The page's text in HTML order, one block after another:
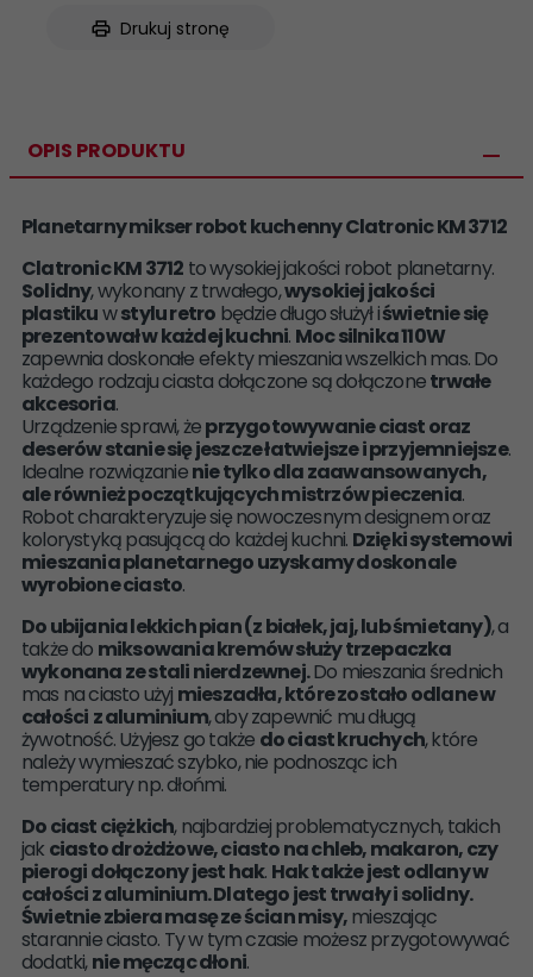
Drukuj stronę
OPIS PRODUKTU
Planetarny mikser robot kuchenny Clatronic KM 3712
Clatronic KM 3712 to wysokiej jakości robot planetarny.
Solidny, wykonany z trwałego,wysokiej jakości
plastikuwstylu retro będzie długo służył iświetnie się
prezentował w każdej kuchni. Moc silnika 110W
zapewnia doskonałe efekty mieszania wszelkich mas. Do
każdego rodzaju ciasta dołączone są dołączonetrwałe
akcesoria.
Urządzenie sprawi, żeprzygotowywanie ciast oraz
deserów stanie się jeszcze łatwiejsze i przyjemniejsze.
Idealne rozwiązanienie tylko dla zaawansowanych,
ale również początkujących mistrzów pieczenia.
Robot charakteryzuje się nowoczesnym designem oraz
kolorystyką pasującą do każdej kuchni. Dzięki systemowi
mieszania planetarnego uzyskamy doskonale
wyrobione ciasto.
Do ubijania lekkich pian (z białek, jaj, lub śmietany), a
także do miksowania kremów służy trzepaczka
wykonana ze stali nierdzewnej.Do mieszania średnich
mas na ciasto użyj mieszadła, które zostało odlane w
całości z aluminium, aby zapewnić mu długą
żywotność. Użyjesz go także do ciast kruchych, które
należy wymieszać szybko, nie podnosząc ich
temperatury np. dłońmi.
Do ciast ciężkich, najbardziej problematycznych, takich
jak ciasto drożdżowe, ciasto na chleb, makaron, czy
pierogi dołączony jest hak. Hak także jest odlany w
całości z aluminium. Dlatego jest trwały i solidny.
Świetnie zbiera masę ze ścian misy,mieszając
starannie ciasto. Ty w tym czasie możesz przygotowywać
dodatki,nie męcząc dłoni.